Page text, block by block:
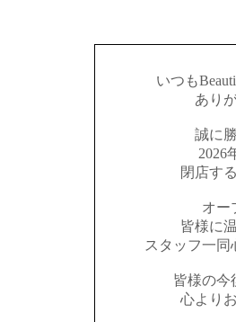
いつも
あり
誠に
2026
閉店す
オー
皆様に
スタッフ一
皆様の今
心より